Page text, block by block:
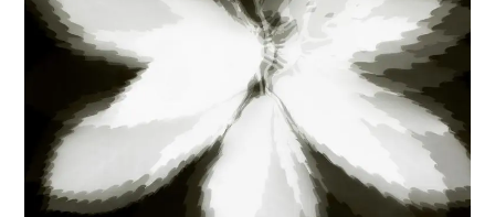
CATALOGUE DES OEUVRES
01_SCULPTURE
02_PHOTOGRAPHIQUE
03_COLLAGES
04_DESSINS
05_MONOTYPE
06_ARCHIVES